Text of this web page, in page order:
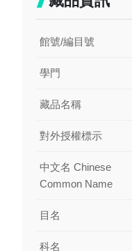
館號/編目號
學門
藏品名稱
對外授權標示
中文名 Chinese
Common Name
目名
科名